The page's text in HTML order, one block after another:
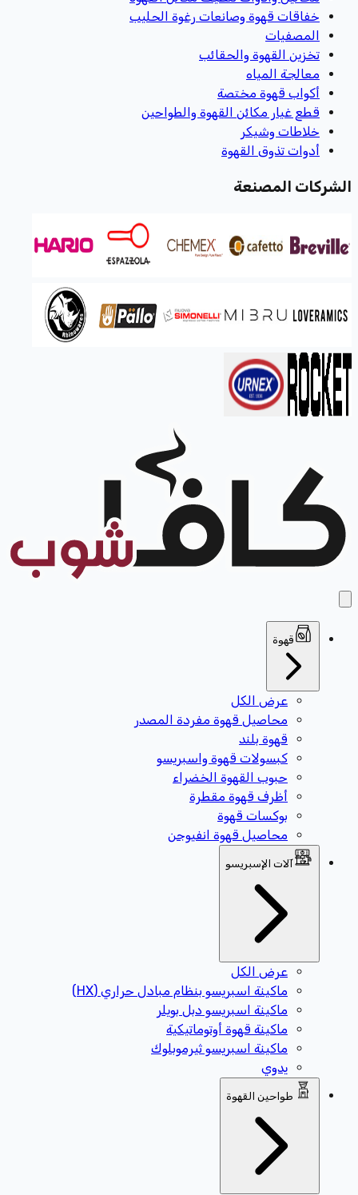
خفاقات قهوة وصانعات رغوة الحليب
المصفيات
تخزين القهوة والحقائب
معالجة المياه
أكواب قهوة مختصة
قطع غيار مكائن القهوة والطواحين
خلاطات وشيكر
أدوات تذوق القهوة
الشركات المصنعة
قهوة
عرض الكل
محاصيل قهوة مفردة المصدر
قهوة بلند
كبسولات قهوة واسبريسو
حبوب القهوة الخضراء
أظرف قهوة مقطرة
بوكسات قهوة
محاصيل قهوة انفيوجن
آلات الإسبريسو
عرض الكل
ماكينة اسبريسو بنظام مبادل حراري (HX)
ماكينة اسبريسو دبل بويلر
ماكينة قهوة أوتوماتيكية
ماكينة اسبريسو ثيرموبلوك
يدوي
طواحين القهوة